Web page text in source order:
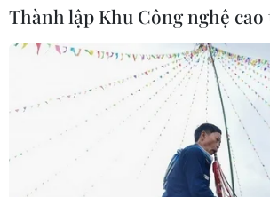
Italy và Hy Lạp trở thành điểm
06/08/2026 13:24
Bão Dolphin hướng vào miền Đông
Trung Quốc, cảnh báo mưa lớn trên
diện rộng
Thành lập Khu Công nghệ cao